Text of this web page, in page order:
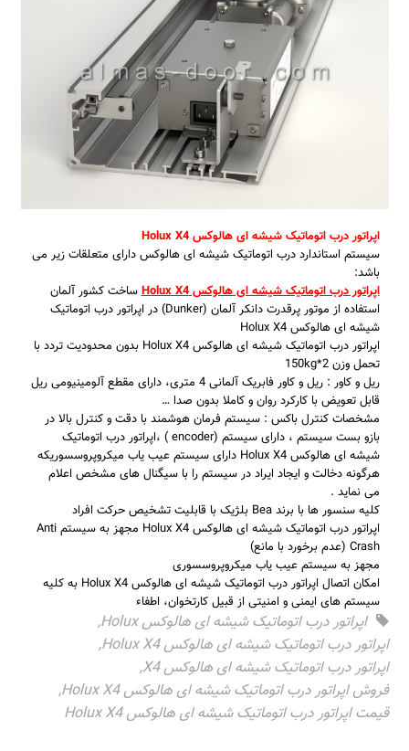
اپراتور درب اتوماتیک شیشه ای هالوکس Holux X4
سیستم استاندارد درب اتوماتیک شیشه ای هالوکس دارای متعلقات زیر می
باشد:
اپراتور درب اتوماتیک شیشه ای هالوکس Holux X4
ساخت کشور آلمان
استفاده از موتور پرقدرت دانکر آلمان (Dunker) در اپراتور درب اتوماتیک
شیشه ای هالوکس Holux X4
اپراتور درب اتوماتیک شیشه ای هالوکس Holux X4 بدون محدودیت تردد با
تحمل وزن 2*150kg
ریل و کاور : ریل و کاور فابریک آلمانی 4 متری، دارای مقطع آلومینیومی ریل
قابل تعویض با کارکرد روان و کاملا بدون صدا …
مشخصات کنترل باکس : سیستم فرمان هوشمند با دقت و کنترل بالا در
بازو بست سیستم ، دارای سیستم (encoder ) ،اپراتور درب اتوماتیک
شیشه ای هالوکس Holux X4 دارای سیستم عیب یاب میکروپروسسوریکه
هرگونه دخالت و ایجاد ایراد در سیستم را با سیگنال های مشخص اعلام
می نماید .
کلیه سنسور ها با برند Bea بلژیک با قابلیت تشخیص حرکت افراد
اپراتور درب اتوماتیک شیشه ای هالوکس Holux X4 مجهز به سیستم Anti
Crash (عدم برخورد با مانع)
مجهز به سیستم عیب یاب میکروپروسسوری
امکان اتصال اپراتور درب اتوماتیک شیشه ای هالوکس Holux X4 به کلیه
سیستم های ایمنی و امنیتی از قبیل کارتخوان، اطفاء
اپراتور درب اتوماتیک شیشه ای هالوکس Holux
,
اپراتور درب اتوماتیک شیشه ای هالوکس Holux X4
,
اپراتور درب اتوماتیک شیشه ای هالوکس X4
,
فروش اپراتور درب اتوماتیک شیشه ای هالوکس Holux X4
,
قیمت اپراتور درب اتوماتیک شیشه ای هالوکس Holux X4